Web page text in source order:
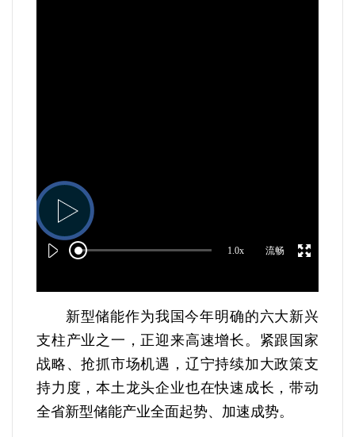
1.0x 流畅
新型储能作为我国今年明确的六大新兴
支柱产业之一，正迎来高速增长。紧跟国家
战略、抢抓市场机遇，辽宁持续加大政策支
持力度，本土龙头企业也在快速成长，带动
全省新型储能产业全面起势、加速成势。